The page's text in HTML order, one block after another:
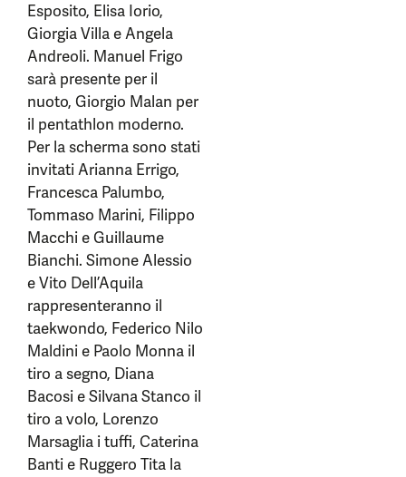
Esposito, Elisa Iorio,
Giorgia Villa e Angela
Andreoli. Manuel Frigo
sarà presente per il
nuoto, Giorgio Malan per
il pentathlon moderno.
Per la scherma sono stati
invitati Arianna Errigo,
Francesca Palumbo,
Tommaso Marini, Filippo
Macchi e Guillaume
Bianchi. Simone Alessio
e Vito Dell’Aquila
rappresenteranno il
taekwondo, Federico Nilo
Maldini e Paolo Monna il
tiro a segno, Diana
Bacosi e Silvana Stanco il
tiro a volo, Lorenzo
Marsaglia i tuffi, Caterina
Banti e Ruggero Tita la